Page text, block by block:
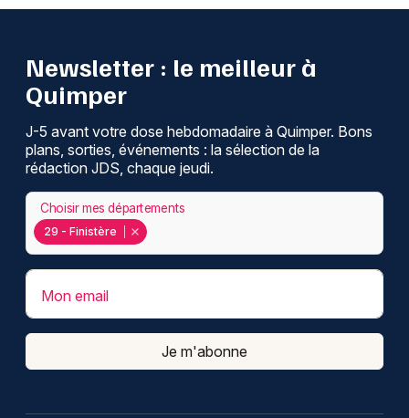
Newsletter : le meilleur à
Quimper
J-5 avant votre dose hebdomadaire à Quimper. Bons
plans, sorties, événements : la sélection de la
rédaction JDS, chaque jeudi.
29 - Finistère
Choisir mes départements
Mon email
Je m'abonne